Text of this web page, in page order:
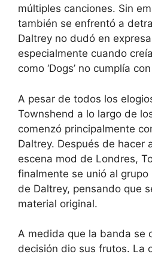
múltiples canciones. Sin
también se enfrentó a
Daltrey no dudó en
especialmente cuando
como ‘Dogs’ no cumplía
A pesar de todos los
Townshend a lo largo de
comenzó principalmente
Daltrey. Después de hacer
escena mod de Londres,
finalmente se unió al
de Daltrey, pensando que
material original.
A medida que la banda se
decisión dio sus frutos. La